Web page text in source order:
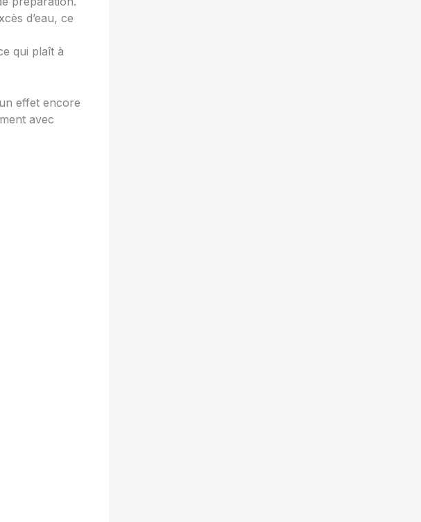
d’eau, ce
qui plaît à
effet encore
avec